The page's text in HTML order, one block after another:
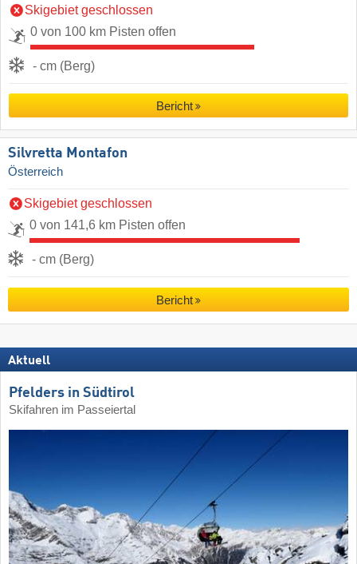
Skigebiet geschlossen
0 von 100 km Pisten offen
- cm (Berg)
Bericht
Silvretta Montafon
Österreich
Skigebiet geschlossen
0 von 141,6 km Pisten offen
- cm (Berg)
Bericht
Aktuell
Pfelders in Südtirol
Skifahren im Passeiertal